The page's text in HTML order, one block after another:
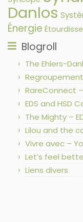
Danlos
Énergie
Blogroll
The Ehlers-
RareConnect
EDS and HSD
The Mighty –
Lilou and the
Vivre avec –
Let’s feel
Liens divers